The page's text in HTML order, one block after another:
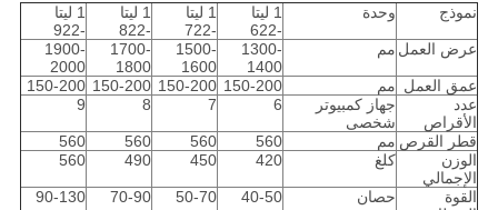
نموذج
وحدة
1 ليتا
-622
1 ليتا
-722
1 ليتا
-822
1 ليتا
-922
عرض العمل مم
1300-
1400
1500-
1600
1700-
1800
1900-
2000
عمق العمل مم 150-200
150-200
150-200
150-200
عدد
الأقراص
جهاز كمبيوتر
شخصى
6
7
8
9
قطر القرص مم 560
560
560
560
الوزن
الإجمالي
كلغ 420
450
490
560
القوة
حصان 40-50
50-70
70-90
90-130